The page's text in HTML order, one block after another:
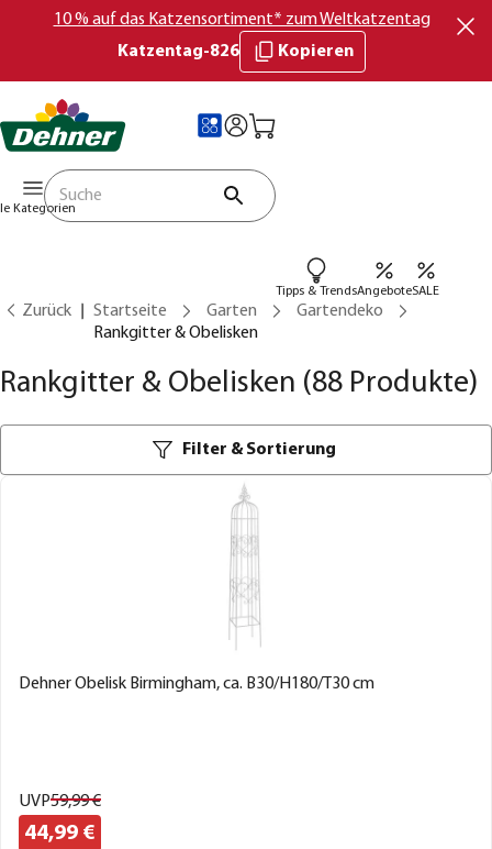
10 % auf das Katzensortiment* zum Weltkatzentag
Katzentag-826
Kopieren
Kategorien
Tipps & TrendsAngeboteSALE
Zurück Startseite Garten
Gartendeko
Rankgitter & Obelisken
Rankgitter & Obelisken (88 Produkte)
Filter & Sortierung
Dehner Obelisk Birmingham, ca. B30/H180/T30 cm
UVP59,99€
44,99 €